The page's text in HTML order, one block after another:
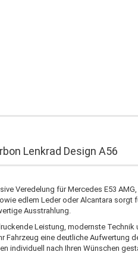
Lenkrad Design A56
Veredelung für Mercedes E53
edlem Leder oder Alcantara sorgt
Ausstrahlung.
Leistung, modernste Technik
Fahrzeug eine deutliche Aufwertung
individuell nach Ihren Wünschen